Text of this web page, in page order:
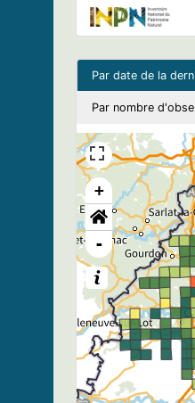
Par date de la
Par nombre
+
-